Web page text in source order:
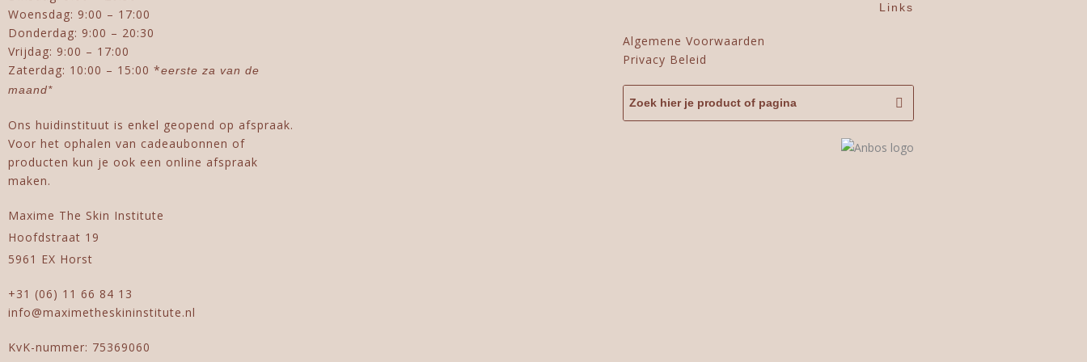
Woensdag: 9:00 – 17:00
Donderdag: 9:00 – 20:30
Vrijdag: 9:00 – 17:00
Zaterdag: 10:00 – 15:00 *eerste za van de
maand*
Ons huidinstituut is enkel geopend op afspraak.
Voor het ophalen van cadeaubonnen of
producten kun je ook een online afspraak
maken.
Maxime The Skin Institute
Hoofdstraat 19
5961 EX Horst
+31 (06) 11 66 84 13
info@maximetheskininstitute.nl
KvK-nummer: 75369060
Links
Algemene Voorwaarden
Privacy Beleid